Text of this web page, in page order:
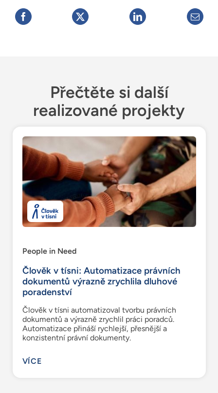
Přečtěte si další
realizované projekty
People in Need
Člověk v tísni: Automatizace právních
dokumentů výrazně zrychlila dluhové
poradenství
Člověk v tísni automatizoval tvorbu právních
dokumentů a výrazně zrychlil práci poradců.
Automatizace přináší rychlejší, přesnější a
konzistentní právní dokumenty.
VÍCE